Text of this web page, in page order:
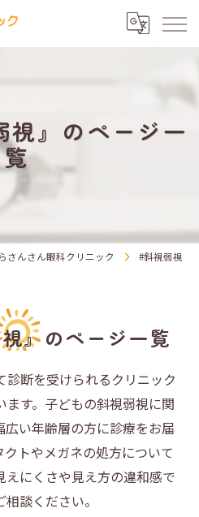
視』のページ一
覧
さんさん眼科クリニック #斜視弱視
』のページ一覧
断を受けられるクリニック
ます。子どもの斜視弱視に関
い年齢層の方に診療をお届
トやメガネの処方について
にくさや見え方の違和感で
談ください。